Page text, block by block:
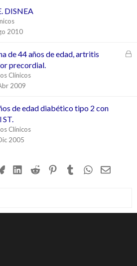
DISNEA
2010
C
de 44 años de edad, artritis
precordial.
Clínicos
2009
de edad diabético tipo 2 con
Clínicos
2005
BlueskyLinkedIn
Reddit Pinterest
TumblrWhatsApp
Email